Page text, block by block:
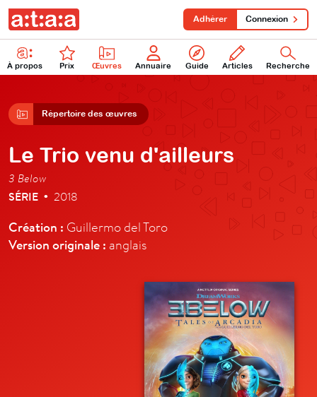
À propos Prix Œuvres Annuaire Guide Articles Recherche
Adhérer Connexion
Répertoire des œuvres
Le Trio venu d'ailleurs
3 Below
SÉRIE • 2018
Création : Guillermo del Toro
Version originale : anglais